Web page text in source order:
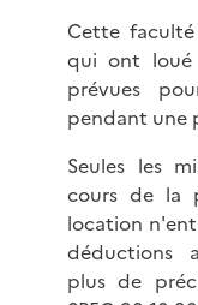
Cette
qui ont loué
prévues
pendant une
Seules les
cours de la
location
déductions
plus de